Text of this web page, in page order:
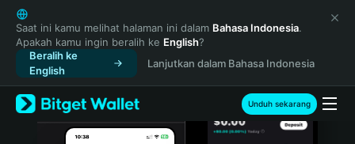
English
日本語
Tiếng Việt
Русский
Español (Latinoamérica)
Türkçe
Italiano
Saat ini kamu melihat halaman ini dalam Bahasa Indonesia.
Apakah kamu ingin beralih ke English?
Beralih ke
English
Lanjutkan dalam Bahasa Indonesia
Unduh sekarang